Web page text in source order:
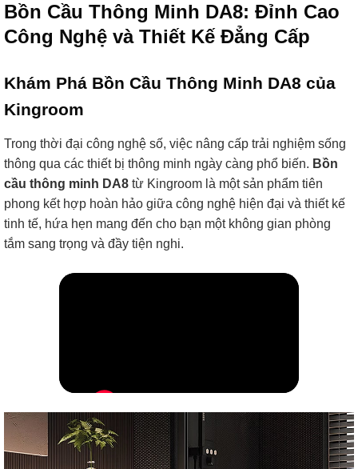
Bồn Cầu Thông Minh DA8: Đỉnh Cao
Công Nghệ và Thiết Kế Đẳng Cấp
Khám Phá Bồn Cầu Thông Minh DA8 của
Kingroom
Trong thời đại công nghệ số, việc nâng cấp trải nghiệm sống
thông qua các thiết bị thông minh ngày càng phổ biến. Bồn
cầu thông minh DA8 từ Kingroom là một sản phẩm tiên
phong kết hợp hoàn hảo giữa công nghệ hiện đại và thiết kế
tinh tế, hứa hẹn mang đến cho bạn một không gian phòng
tắm sang trọng và đầy tiện nghi.